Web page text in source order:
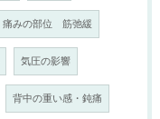
痛みの部位 筋弛緩
気圧の影響
背中の重い感・鈍痛